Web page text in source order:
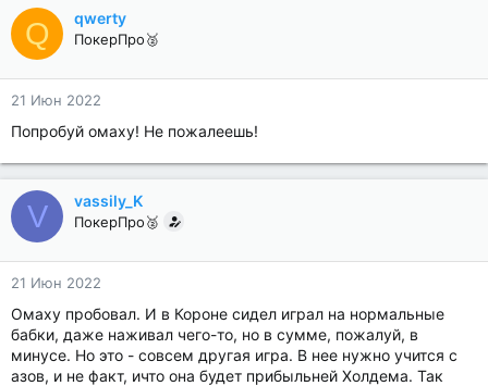
Q qwerty
ПокерПро🥈
21 Июн 2022
Попробуй омаху! Не пожалеешь!
V vassily_K
ПокерПро🥈
21 Июн 2022
Омаху пробовал. И в Короне сидел играл на нормальные
бабки, даже наживал чего-то, но в сумме, пожалуй, в
минусе. Но это - совсем другая игра. В нее нужно учится с
азов, и не факт, ичто она будет прибыльней Холдема. Так